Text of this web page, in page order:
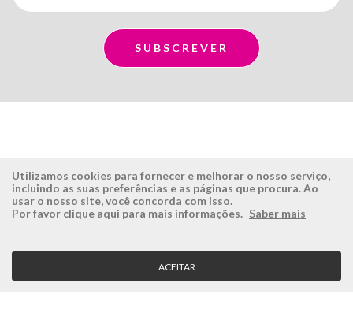
ÉSISTEMAS
Empresa
Visão, Missão e Valores
ÁREA RESERVADA
Login
Recuperar Password
Utilizamos cookies para fornecer e melhorar o nosso serviço,
incluindo as suas preferências e as páginas que procura. Ao
usar o nosso site, você concorda com isso.
Por favor clique aqui para mais informações. Saber mais
ACEITAR